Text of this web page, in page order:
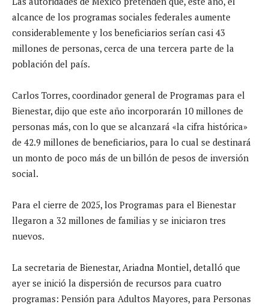
alcance de los programas sociales federales aumente
considerablemente y los beneficiarios serían casi 43
millones de personas, cerca de una tercera parte de la
población del país.
Carlos Torres, coordinador general de Programas para el
Bienestar, dijo que este año incorporarán 10 millones de
personas más, con lo que se alcanzará «la cifra histórica»
de 42.9 millones de beneficiarios, para lo cual se destinará
un monto de poco más de un billón de pesos de inversión
social.
Para el cierre de 2025, los Programas para el Bienestar
llegaron a 32 millones de familias y se iniciaron tres
nuevos.
La secretaria de Bienestar, Ariadna Montiel, detalló que
ayer se inició la dispersión de recursos para cuatro
programas: Pensión para Adultos Mayores, para Personas